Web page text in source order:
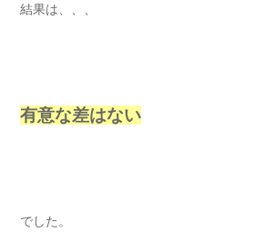
結果は、、、
有意な差はない
でした。